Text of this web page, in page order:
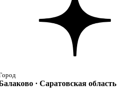
· Саратовская область